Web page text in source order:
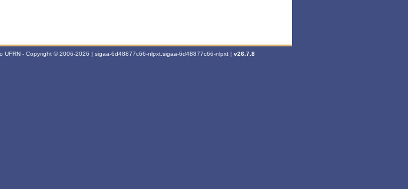
- Copyright © 2006-2026 | sigaa-6d48877c66-nlpxt.sigaa-6d48877c66-nlpxt | v26.7.8